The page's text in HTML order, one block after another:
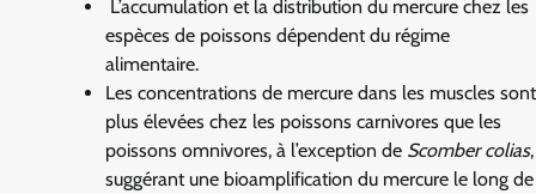
L’accumulation et la distribution du mercure chez les
espèces de poissons dépendent du régime
alimentaire.
Les concentrations de mercure dans les muscles sont
plus élevées chez les poissons carnivores que les
poissons omnivores, à l’exception de Scomber colias,
suggérant une bioamplification du mercure le long de